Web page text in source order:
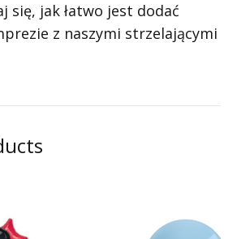
się, jak łatwo jest dodać
z naszymi strzelającymi